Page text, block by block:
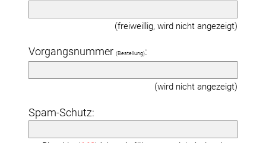
(freiweillig, wird nicht angezeigt)
Vorgangsnummer (Bestellung):
(wird nicht angezeigt)
Spam-Schutz: